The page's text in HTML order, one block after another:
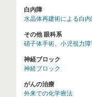
白内障
水晶体再建術による白
その他 眼科系
硝子体手術、 小児視力
神経ブロック
神経ブロック
がんの治療
外来での化学療法